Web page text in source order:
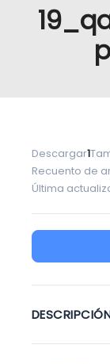
Descargar1
Recuento de
Última